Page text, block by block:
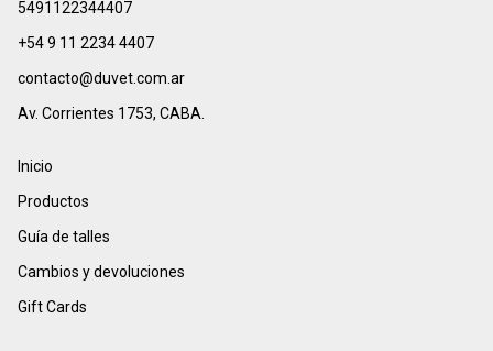
5491122344407
+54 9 11 2234 4407
contacto@duvet.com.ar
Av. Corrientes 1753, CABA.
Inicio
Productos
Guía de talles
Cambios y devoluciones
Gift Cards